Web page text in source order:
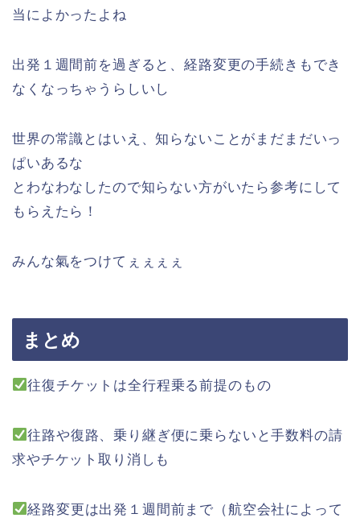
当によかったよね
出発１週間前を過ぎると、経路変更の手続きもでき
なくなっちゃうらしいし
世界の常識とはいえ、知らないことがまだまだいっ
ぱいあるな
とわなわなしたので知らない方がいたら参考にして
もらえたら！
みんな氣をつけてぇぇぇぇ
まとめ
往復チケットは全行程乗る前提のもの
往路や復路、乗り継ぎ便に乗らないと手数料の請
求やチケット取り消しも
経路変更は出発１週間前まで（航空会社によって